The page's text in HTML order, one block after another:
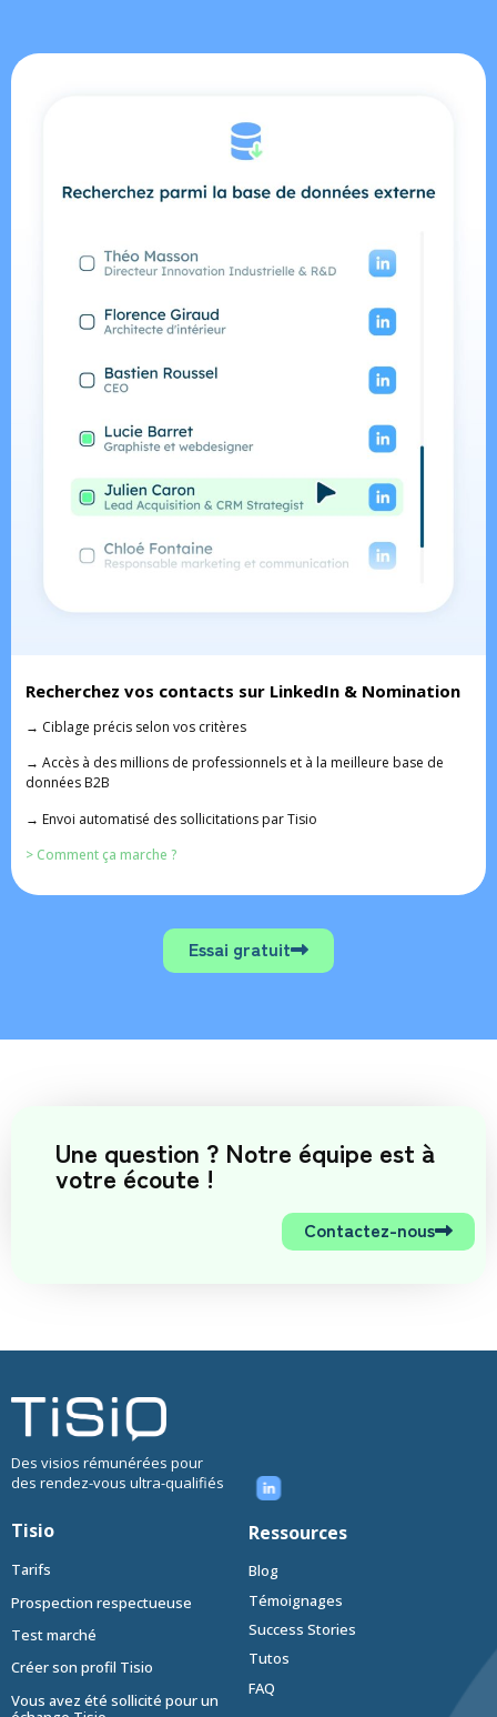
Recherchez vos contacts sur LinkedIn & Nomination
→ Ciblage précis selon vos critères
→ Accès à des millions de professionnels et à la meilleure base de
données B2B
→ Envoi automatisé des sollicitations par Tisio
> Comment ça marche ?
Essai gratuit
Une question ? Notre équipe est à
votre écoute !
Contactez-nous
Des visios rémunérées pour
des rendez-vous ultra-qualifiés
Tisio
Tarifs
Prospection respectueuse
Test marché
Créer son profil Tisio
Vous avez été sollicité pour un
Ressources
Blog
Témoignages
Success Stories
Tutos
FAQ